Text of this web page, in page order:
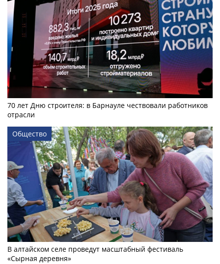
70 лет Дню строителя: в Барнауле чествовали работников
отрасли
Общество
В алтайском селе проведут масштабный фестиваль
«Сырная деревня»